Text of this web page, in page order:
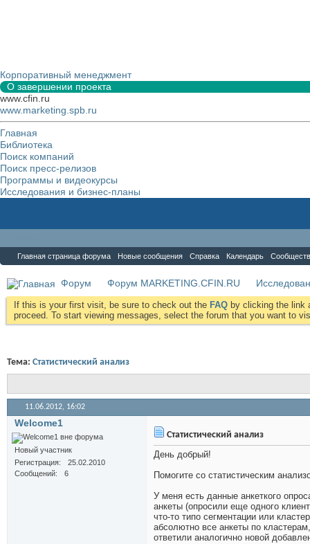
Корпоративный менеджмент
О завершении проекта
www.cfin.ru
www.marketing.spb.ru
Главная
Библиотека
Поиск компаний
Поиск пресс-релизов
Программы и видеокурсы
Исследования и бизнес-планы
Главная страница форума Новые сообщения Справка Календарь
Форум Форум MARKETING.CFIN.RU
If this is your first visit, be sure to check out the FAQ by clicking the link
proceed. To start viewing messages, select the forum that you want to
Тема: Статистический анализ
11.06.2012, 16:02
Welcome1
Новый участник
Регистрация
25.02.2010
Сообщений
6
Статистический анализ
День добрый!
Помогите со статистическим
У меня есть данные анкеткого
анкеты (опросили еще одного
что-то типо сегментации или
абсолютно все анкеты по
ответили аналогично новой